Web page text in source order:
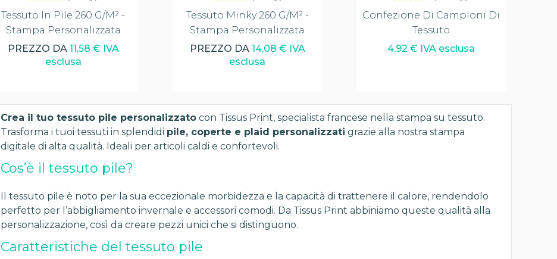
Tessuto In Pile 260 G/m² -
Stampa Personalizzata
PREZZO DA 11,58 € IVA
esclusa
Tessuto Minky 260 G/m² -
Stampa Personalizzata
PREZZO DA 14,08 € IVA
esclusa
Confezione Di Campioni Di
Tessuto
4,92 € IVA esclusa
Crea il tuo tessuto pile personalizzato con Tissus Print, specialista francese nella stampa su tessuto.
Trasforma i tuoi tessuti in splendidi pile, coperte e plaid personalizzati grazie alla nostra stampa
digitale di alta qualità. Ideali per articoli caldi e confortevoli.
Cos’è il tessuto pile?
Il tessuto pile è noto per la sua eccezionale morbidezza e la capacità di trattenere il calore, rendendolo
perfetto per l’abbigliamento invernale e accessori comodi. Da Tissus Print abbiniamo queste qualità alla
personalizzazione, così da creare pezzi unici che si distinguono.
Caratteristiche del tessuto pile